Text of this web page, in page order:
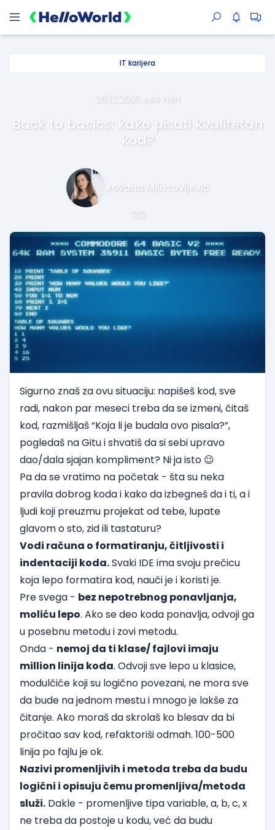
IT karijera
28.12.2021. 4 min
Back to basics: kako pisati kvalitetan
kod?
Jovana Milosavljević
2
Sigurno znaš za ovu situaciju: napišeš kod, sve
radi, nakon par meseci treba da se izmeni, čitaš
kod, razmišljaš “Koja li je budala ovo pisala?”,
pogledaš na Gitu i shvatiš da si sebi upravo
dao/dala sjajan kompliment? Ni ja isto 😉
Pa da se vratimo na početak - šta su neka
pravila dobrog koda i kako da izbegneš da i ti, a i
ljudi koji preuzmu projekat od tebe, lupate
glavom o sto, zid ili tastaturu?
Vodi računa o formatiranju, čitljivosti i
indentaciji koda.Svaki IDE ima svoju prečicu
koja lepo formatira kod, nauči je i koristi je.
Pre svega - bez nepotrebnog ponavljanja,
moliću lepo. Ako se deo koda ponavlja, odvoji ga
u posebnu metodu i zovi metodu.
Onda - nemoj da ti klase/ fajlovi imaju
million linija koda. Odvoji sve lepo u klasice,
modulčiće koji su logično povezani, ne mora sve
da bude na jednom mestu i mnogo je lakše za
čitanje. Ako moraš da skrolaš ko blesav da bi
pročitao sav kod, refaktoriši odmah. 100-500
linija po fajlu je ok.
Nazivi promenljivih i metoda treba da budu
logični i opisuju čemu promenljiva/metoda
služi. Dakle - promenljive tipa variable, a, b, c, x
ne treba da postoje u kodu, već da budu